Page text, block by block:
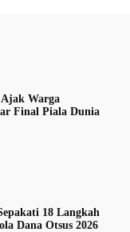
Warga
Final Piala Dunia
18 Langkah
Dana Otsus 2026